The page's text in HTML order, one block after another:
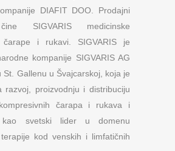
DIAFIT DOO. Prodajni
SIGVARIS medicinske
čarape i rukavi. SIGVARIS je
kompanije SIGVARIS AG
St. Gallenu u Švajcarskoj, koja je
razvoj, proizvodnju i distribuciju
čarapa i rukava i
svetski lider u domenu
kod venskih i limfatičnih